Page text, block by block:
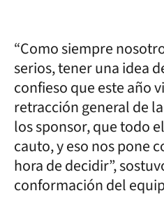
“Como siempre
serios, tener una idea
confieso que este año
retracción general de
los sponsor, que todo
cauto, y eso nos pone
hora de decidir”,
conformación del